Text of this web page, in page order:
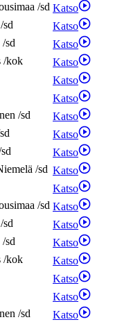
/sd Katso
/sd
Katso
/sd
Katso
/kok
Katso
Katso
Katso
/sd
Katso
sd
Katso
sd
Katso
/sd Katso
Katso
/sd Katso
/sd
Katso
/sd
Katso
/kok
Katso
Katso
Katso
/sd
Katso